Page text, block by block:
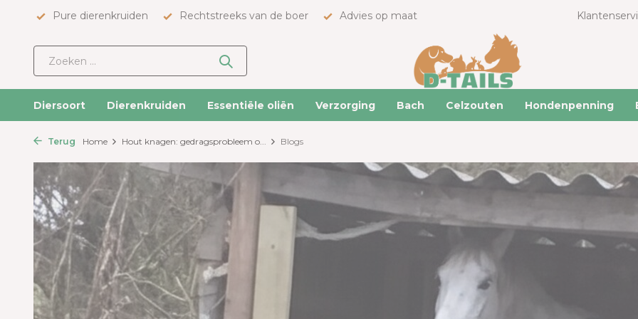
Pure dierenkruiden Rechtstreeks van de boer Advies op maat
Diersoort Dierenkruiden Essentiële oliën Verzorging Bach Celzouten Hondenpenning
Terug Home Hout knagen: gedragsprobleem o... Blogs